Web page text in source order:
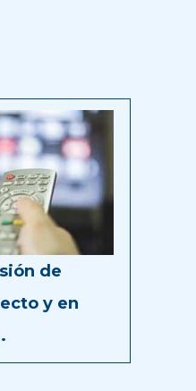
de
y en